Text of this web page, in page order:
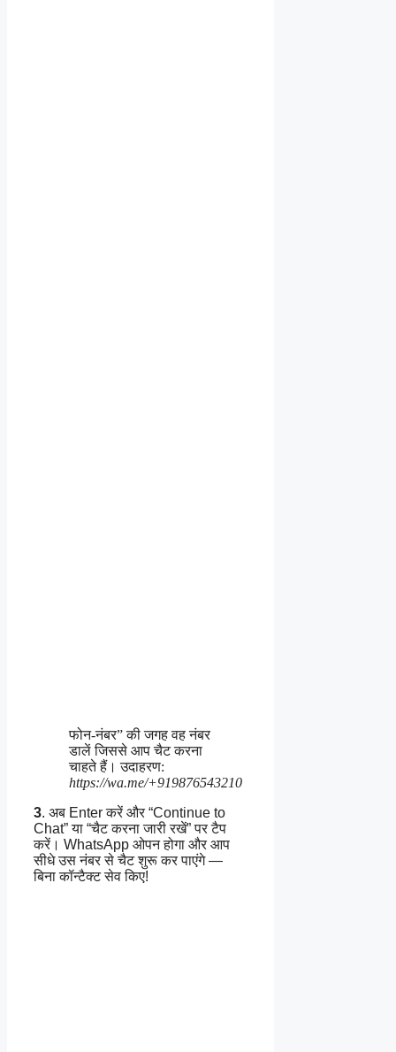
फोन-नंबर” की जगह वह नंबर
डालें जिससे आप चैट करना
चाहते हैं। उदाहरण:
https://wa.me/+919876543210
3. अब Enter करें और “Continue to
Chat” या “चैट करना जारी रखें” पर टैप
करें। WhatsApp ओपन होगा और आप
सीधे उस नंबर से चैट शुरू कर पाएंगे —
बिना कॉन्टैक्ट सेव किए!